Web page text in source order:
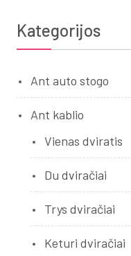
Kategorijos
Ant auto stogo
Ant kablio
Vienas dviratis
Du dviračiai
Trys dviračiai
Keturi dviračiai